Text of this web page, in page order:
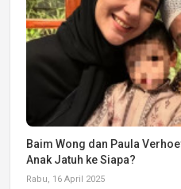
Baim Wong dan Paula
Anak Jatuh ke Siapa?
Rabu, 16 April 2025